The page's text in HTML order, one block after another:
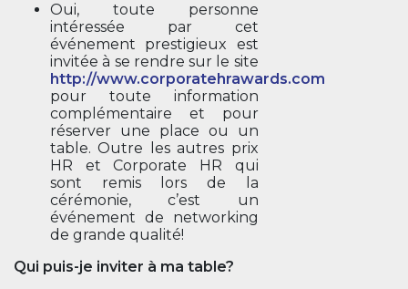
Oui, toute personne
intéressée par cet
événement prestigieux est
invitée à se rendre sur le site
http://www.corporatehrawards.com
pour toute information
complémentaire et pour
réserver une place ou un
table. Outre les autres prix
HR et Corporate HR qui
sont remis lors de la
cérémonie, c’est un
événement de networking
de grande qualité!
Qui puis-je inviter à ma table?